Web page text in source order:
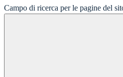
Campo di ricerca per le pagine del